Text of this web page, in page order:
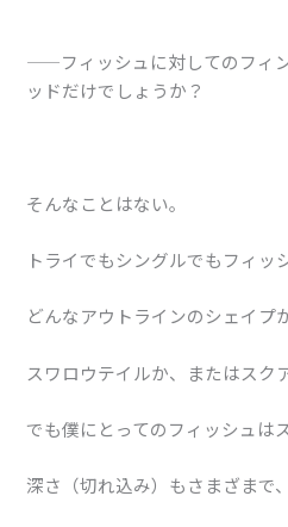
——フィッシュに対してのフィ
ッドだけでしょうか？
そんなことはない。
トライでもシングルでもフィッ
どんなアウトラインのシェイプか
スワロウテイルか、またはスク
でも僕にとってのフィッシュは
深さ（切れ込み）もさまざまで